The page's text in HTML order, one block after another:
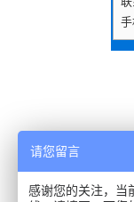
请您留言
感谢您的关注，当